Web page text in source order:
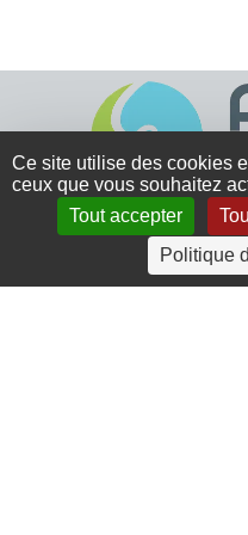
4 rue Crec’h-Ugen
22810 Belle Isle en
Ce site utilise des cookies
ceux que vous souhaitez
Tout accepter
Politique